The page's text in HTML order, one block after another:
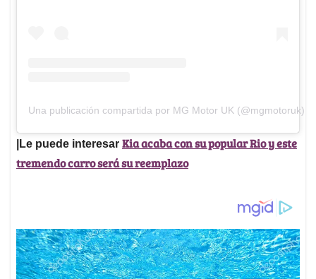
Una publicación compartida por MG Motor UK (@mgmotoruk)
|Le puede interesar Kia acaba con su popular Rio y este
tremendo carro será su reemplazo